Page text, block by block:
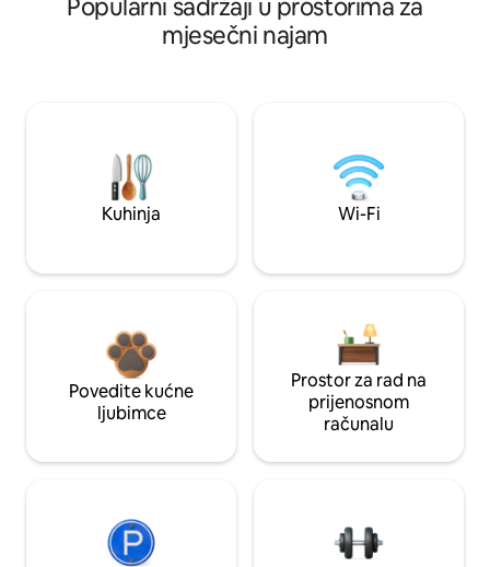
Popularni sadržaji u prostorima za
mjesečni najam
Kuhinja Wi-Fi
Povedite kućne
ljubimce
Prostor za rad na
prijenosnom
računalu